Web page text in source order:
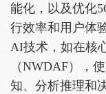
能化，以及优化
行效率和用户体
AI技术，如在核
（NWDAF），
知、分析推理和